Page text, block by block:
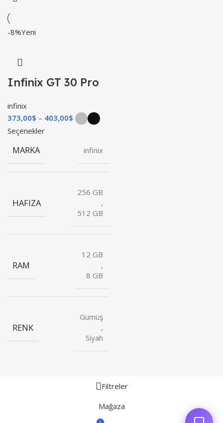
-8%Yeni
Infinix GT 30 Pro
infinix
373,00$ 403,00$
Seçenekler
MARKA infinix
HAFIZA
256 GB
,
512 GB
RAM
12 GB
,
8 GB
RENK
Gümüş
,
Siyah
Filtreler
Mağaza